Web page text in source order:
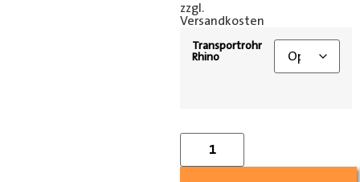
zzgl.
Versandkosten
Transportrohr
Rhino